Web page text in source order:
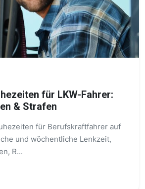
für LKW-Fahrer:
& Strafen
für Berufskraftfahrer auf
und wöchentliche Lenkzeit,
R...